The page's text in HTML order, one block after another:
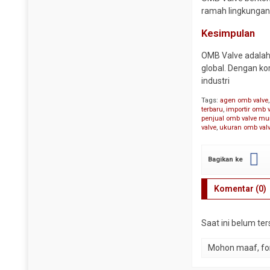
ramah
Kesimpulan
OMB Valve
global. Dengan
industri
Tags:agen omb valve
terbaru,importir omb
penjual omb valve
valve,ukuran omb
Bagikan ke
Komentar (0)
Saat ini belum
Mohon maaf,